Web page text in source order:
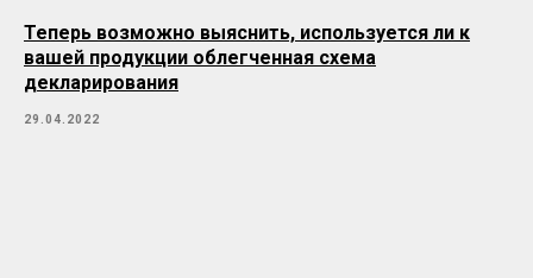
Теперь возможно выяснить, используется ли к
вашей продукции облегченная схема
декларирования
29.04.2022